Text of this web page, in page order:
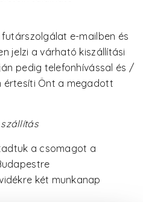
e-mailben és
jelzi a várható kiszállítási
pedig telefonhívással és /
értesíti Önt a megadott
a csomagot a
két munkanap